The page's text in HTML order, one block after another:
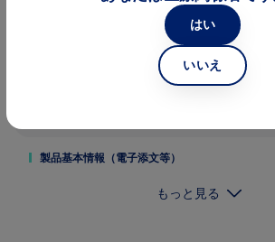
製品基本情報（電子添文等）
もっと見る
はい
いいえ